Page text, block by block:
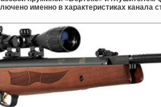
именно в характеристиках канала